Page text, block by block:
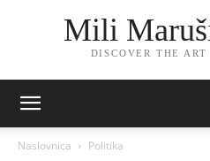
Mili
DISCOVER THE
Naslovnica Politika